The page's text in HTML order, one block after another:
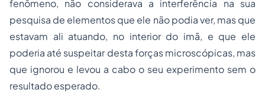
fenômeno, não considerava a interferência na sua
pesquisa de elementos que ele não podia ver, mas que
estavam ali atuando, no interior do imã, e que ele
poderia até suspeitar desta forças microscópicas, mas
que ignorou e levou a cabo o seu experimento sem o
resultado esperado.